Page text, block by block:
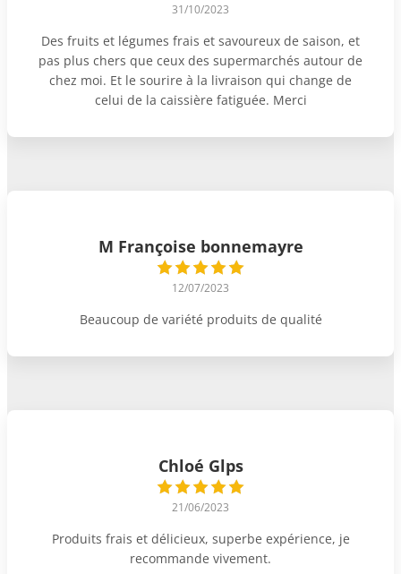
31/10/2023
Des fruits et légumes frais et savoureux de saison, et
pas plus chers que ceux des supermarchés autour de
chez moi. Et le sourire à la livraison qui change de
celui de la caissière fatiguée. Merci
M Françoise bonnemayre
12/07/2023
Beaucoup de variété produits de qualité
Chloé Glps
21/06/2023
Produits frais et délicieux, superbe expérience, je
recommande vivement.